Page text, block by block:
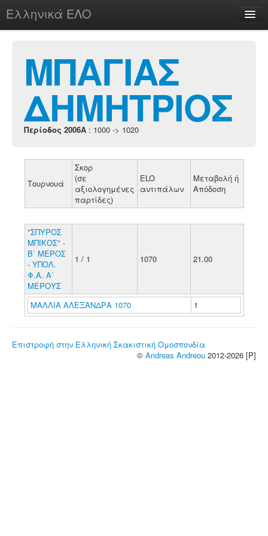
Ελληνικά ΕΛΟ
chesstu.be @ discord
Login
ΜΠΑΓΙΑΣ
ΔΗΜΗΤΡΙΟΣ
Περίοδος 2006A : 1000 -> 1020
Τουρνουά
Σκορ
(σε
αξιολογημένες
παρτίδες)
ELO
αντιπάλων
Μεταβολή ή
Απόδοση
"ΣΠΥΡΟΣ
ΜΠΙΚΟΣ" -
Β΄ ΜΕΡΟΣ
- ΥΠΟΛ.
Φ.Α. Α΄
ΜΕΡΟΥΣ
1 / 1 1070 21.00
ΜΑΛΛΙΑ ΑΛΕΞΑΝΔΡΑ 1070 1
Επιστροφή στην Ελληνική Σκακιστική Ομοσπονδία
© Andreas Andreou 2012-2026 [P]